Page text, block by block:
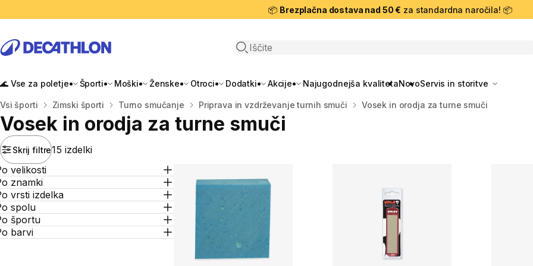
📦 Brezplačna dostava nad 50 € za standardna naročila! 📦
Odpri iskanje
🌊 Vse za poletje Športi Moški Ženske Otroci Dodatki Akcije Najugodnejša kvalitetaNovoServis in storitve
Domov
Vsi športi Zimski športi Turno smučanje Priprava in vzdrževanje turnih smuči Vosek in orodja za turne smuči
Vosek in orodja za turne smuči
Skrij filtre15 izdelki
velikosti
znamki
vrsti izdelka
spolu
športu
barvi